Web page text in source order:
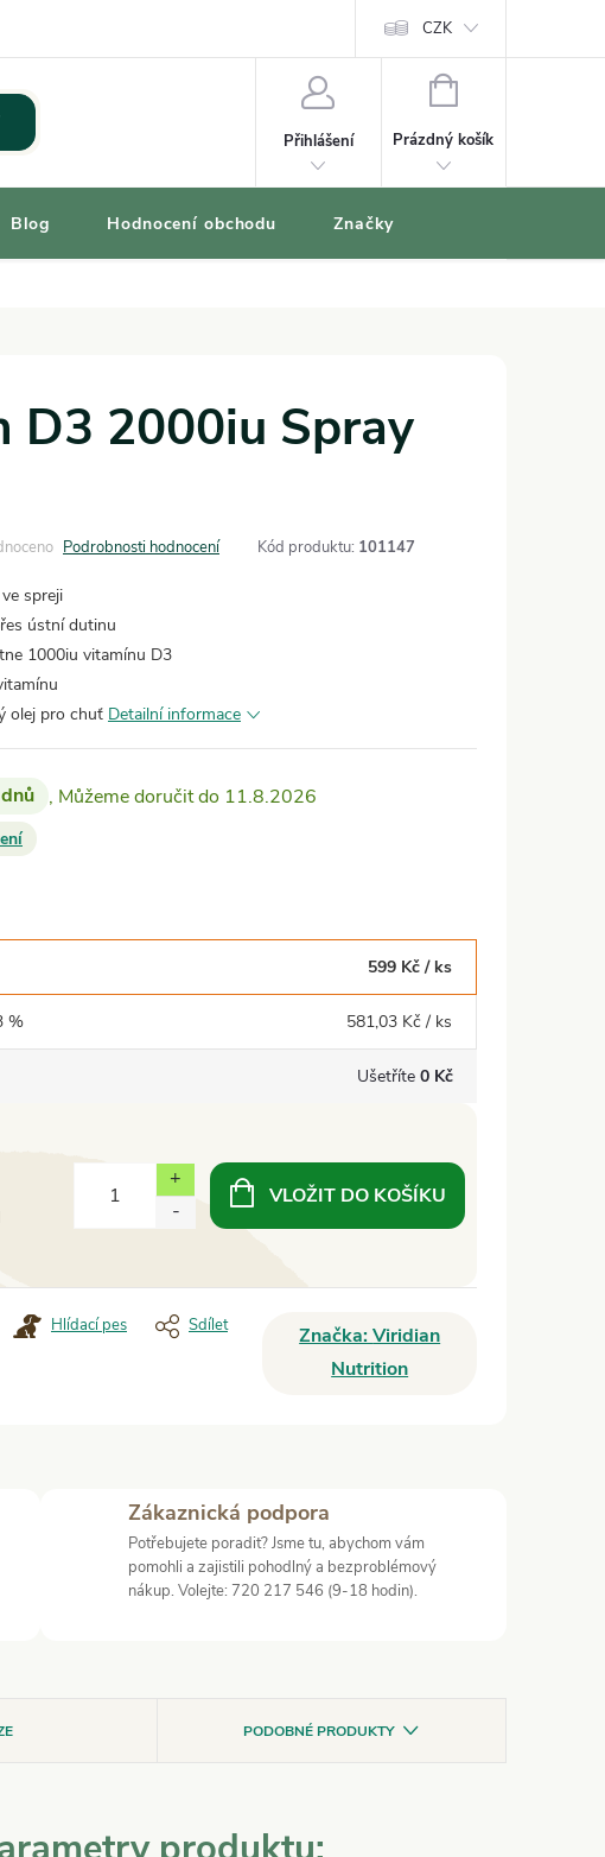
CZK
Přihlášení
NÁKUPNÍ
Prázdný košík
Blog Hodnocení obchodu Značky
D3 2000iu Spray
Podrobnosti hodnocení Kód produktu: 101147
spreji
ústní dutinu
1000iu vitamínu D3
olej pro chuť Detailní informace
11.8.2026
599 Kč/ ks
% 581,03 Kč/ ks
Ušetříte 0 Kč
VLOŽIT DO KOŠÍKU
Hlídací pes Sdílet Značka:Viridian
Nutrition
Zákaznická podpora
Potřebujete poradit? Jsme tu, abychom vám
pomohli a zajistili pohodlný a bezproblémový
nákup. Volejte: 720 217 546 (9-18 hodin).
PODOBNÉ PRODUKTY